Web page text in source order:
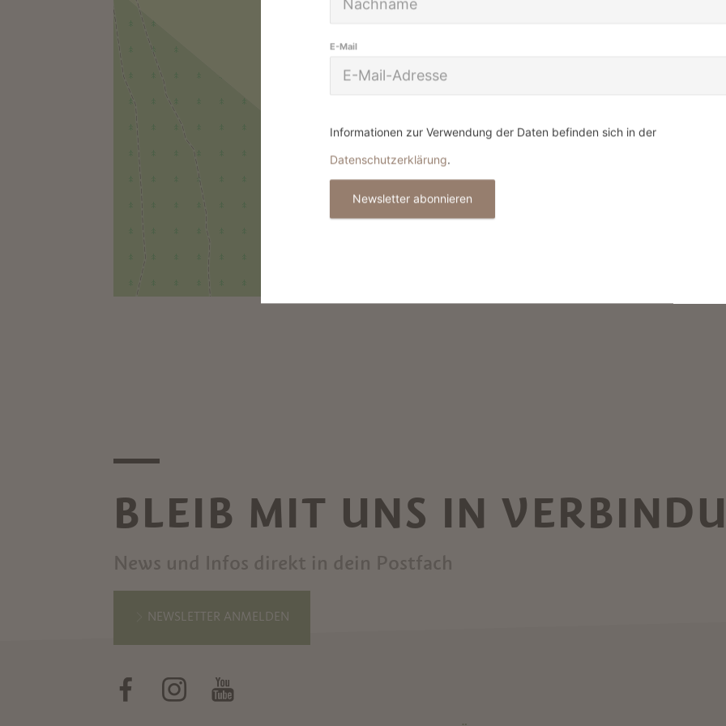
BLEIB MIT UNS IN
News und Infos direkt in dein Postfach
NEWSLETTER ANMELDEN
E-Mail
Informationen zur Verwendung der Daten befinden sich in der
Datenschutzerklärung.
Newsletter abonnieren